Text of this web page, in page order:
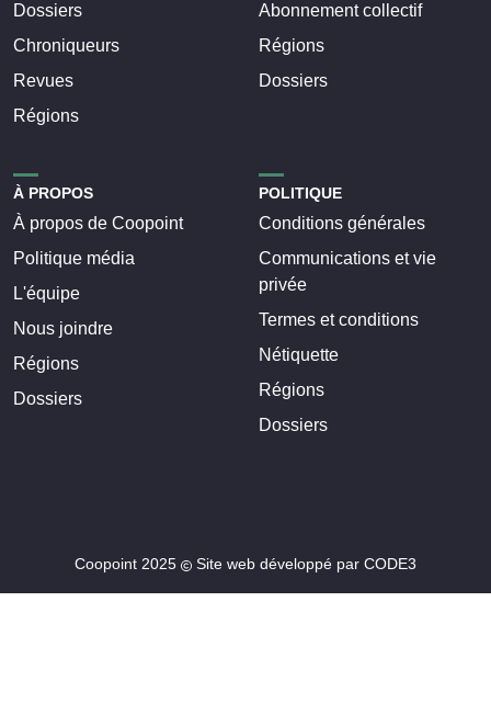
Dossiers
Chroniqueurs
Revues
Régions
Abonnement collectif
Régions
Dossiers
À PROPOS
À propos de Coopoint
Politique média
L'équipe
Nous joindre
Régions
Dossiers
POLITIQUE
Conditions générales
Communications et vie
privée
Termes et conditions
Nétiquette
Régions
Dossiers
Coopoint 2025 Site web développé par CODE3